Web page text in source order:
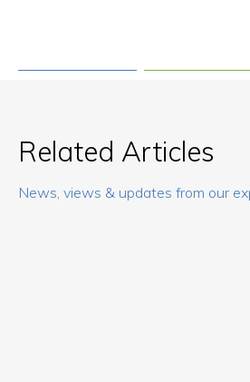
Related Articles
News, views & updates from our